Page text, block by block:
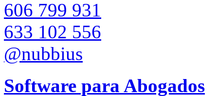
606 799 931
633 102 556
@nubbius
Software para Abogados